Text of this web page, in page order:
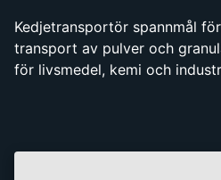
Kedjetransportör spannmål
transport av pulver och
för livsmedel, kemi och industri